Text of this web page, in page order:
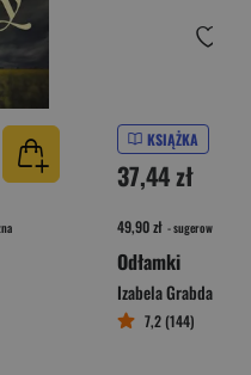
KSIĄŻKA
37,44 zł
49,90 zł - sugerowana
Odłamki
Izabela Grabda
7,2 (144)